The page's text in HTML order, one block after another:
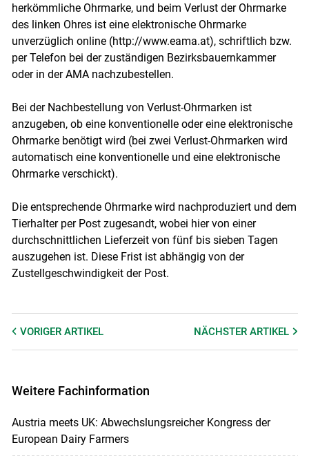
herkömmliche Ohrmarke, und beim Verlust der Ohrmarke
des linken Ohres ist eine elektronische Ohrmarke
unverzüglich online (http://www.eama.at), schriftlich bzw.
per Telefon bei der zuständigen Bezirksbauernkammer
oder in der AMA nachzubestellen.
Bei der Nachbestellung von Verlust-Ohrmarken ist
anzugeben, ob eine konventionelle oder eine elektronische
Ohrmarke benötigt wird (bei zwei Verlust-Ohrmarken wird
automatisch eine konventionelle und eine elektronische
Ohrmarke verschickt).
Die entsprechende Ohrmarke wird nachproduziert und dem
Tierhalter per Post zugesandt, wobei hier von einer
durchschnittlichen Lieferzeit von fünf bis sieben Tagen
auszugehen ist. Diese Frist ist abhängig von der
Zustellgeschwindigkeit der Post.
VORIGER ARTIKEL NÄCHSTERARTIKEL
Weitere Fachinformation
Austria meets UK: Abwechslungsreicher Kongress der
European Dairy Farmers